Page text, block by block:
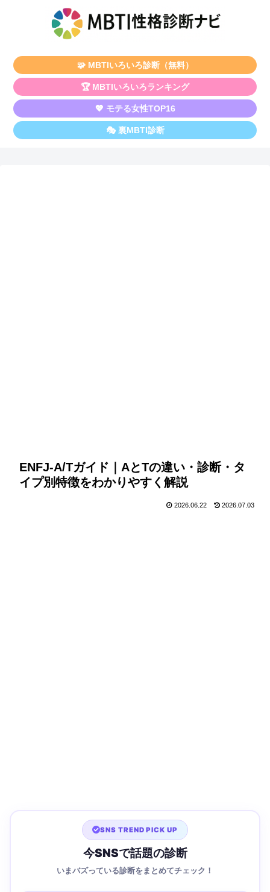
🧩 MBTIいろいろ診断（無料）
🏆 MBTIいろいろランキング
💖 モテる女性TOP16
🎭 裏MBTI診断
ENFJ-A/Tガイド｜AとTの違い・診断・タ
イプ別特徴をわかりやすく解説
2026.06.22 2026.07.03
SNS TREND PICK UP
今SNSで話題の診断
いまバズっている診断をまとめてチェック！